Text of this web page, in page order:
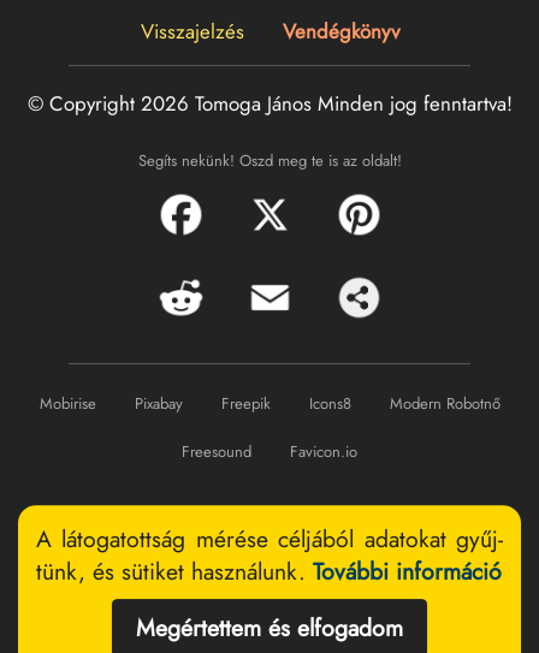
Visszajelzés
Vendégkönyv
© Copyright 2026 Tomoga János Minden jog fenntartva!
Segíts nekünk! Oszd meg te is az oldalt!
Mobirise Pixabay Freepik Icons8 Modern Robotnő
Freesound Favicon.io
A látogatottság mérése céljából ada­tokat gyűj­
tünk, és sütiket hasz­nálunk. További információ
Megértettem és elfogadom